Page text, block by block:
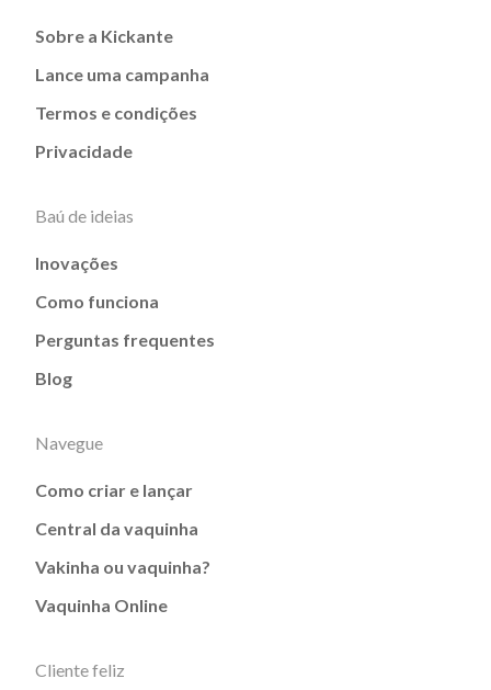
Sobre a Kickante
Lance uma campanha
Termos e condições
Privacidade
Baú de ideias
Inovações
Como funciona
Perguntas frequentes
Blog
Navegue
Como criar e lançar
Central da vaquinha
Vakinha ou vaquinha?
Vaquinha Online
Cliente feliz